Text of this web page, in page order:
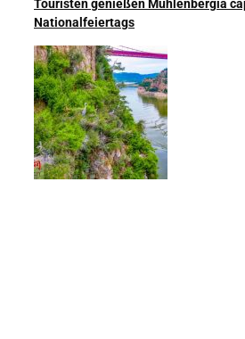
Touristen genießen Muhlenbergia
Nationalfeiertags